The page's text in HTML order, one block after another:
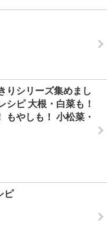
りシリーズ集めまし
シピ 大根・白菜も！
もやしも！ 小松菜・
ピ